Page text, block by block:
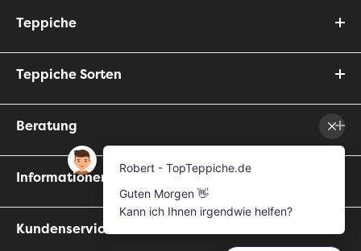
Teppiche
Teppiche Sorten
Beratung
Informationen
Kundenservice